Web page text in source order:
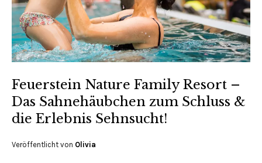
Feuerstein Nature Family Resort –
Das Sahnehäubchen zum Schluss &
die Erlebnis Sehnsucht!
Veröffentlicht von Olivia